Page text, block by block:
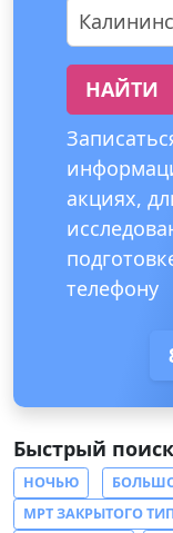
НАЙТИ
акциях,
телефону
Быстрый
НОЧЬЮ
МРТ ЗАКРЫТОГО